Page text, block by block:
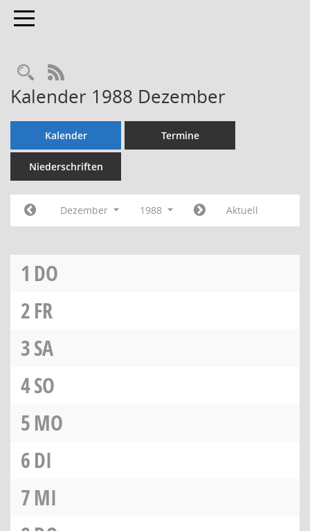
Toggle navigation
Rechercheauswahl
RSS-Feed
Kalender 1988 Dezember
Kalender Termine
Niederschriften
Dezember 1988 Aktuell
1 DO
2FR
3SA
4SO
5MO
6DI
7MI